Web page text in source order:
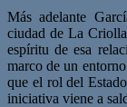
Más adelante
ciudad de La
espíritu de esa
marco de un
que el rol del
iniciativa viene a